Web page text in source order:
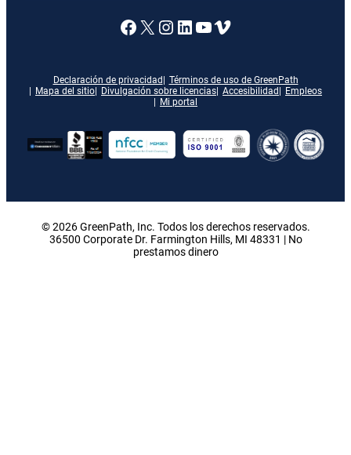
Declaración de privacidad
Términos de uso de GreenPath
Mapa del sitio
Divulgación sobre licencias Accesibilidad
Empleos
Mi portal
Enlace a nuestra página de
X Enlace a nuestra
Enlace a nuestra
Enlace a nuestra
Vimeo
© 2026 GreenPath, Inc. Todos los derechos reservados.
36500 Corporate Dr. Farmington Hills, MI 48331 | No
prestamos dinero